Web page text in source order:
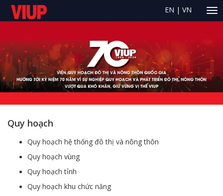
EN | VN
Quy hoạch
Quy hoạch hệ thống đô thị và nông thôn
Quy hoạch vùng
Quy hoạch tỉnh
Quy hoạch khu chức năng